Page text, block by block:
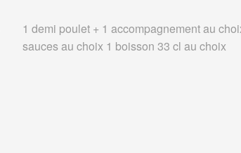
1 demi poulet + 1 accompagnement au
sauces au choix 1 boisson 33 cl au choix